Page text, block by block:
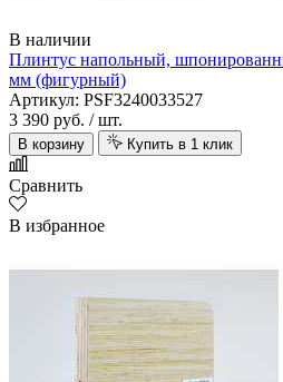
В наличии
Плинтус напольный,
мм (фигурный)
Артикул: PSF3240033527
3 390 руб. / шт.
В корзину Купить в 1 клик
Сравнить
В избранное